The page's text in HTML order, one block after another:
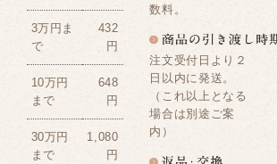
3万円ま
で
432
円
10万円
まで
648
円
30万円
まで
1,080
円
数料。
注文受付日より２
日以内に発送。
（これ以上となる
場合は別途ご案
内）